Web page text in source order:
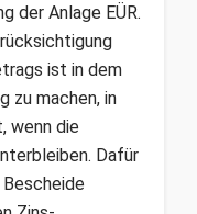
der Anlage EÜR.
ist in dem
zu machen, in
wenn die
Dafür